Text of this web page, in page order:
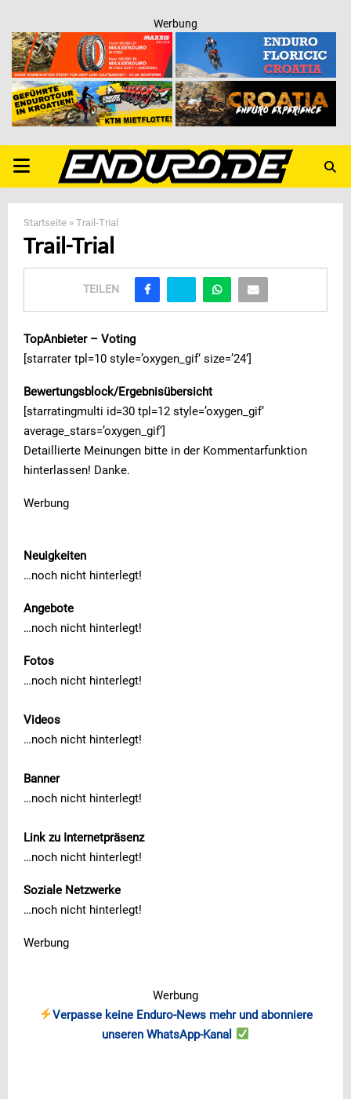
Werbung
PRIMARY
MENU
Startseite » Trail-Trial
Trail-Trial
TEILEN
TopAnbieter – Voting
[starrater tpl=10 style=’oxygen_gif‘ size=’24‘]
Bewertungsblock/Ergebnisübersicht
[starratingmulti id=30 tpl=12 style=’oxygen_gif‘
average_stars=’oxygen_gif‘]
Detaillierte Meinungen bitte in der Kommentarfunktion
hinterlassen! Danke.
Werbung
Neuigkeiten
…noch nicht hinterlegt!
Angebote
…noch nicht hinterlegt!
Fotos
…noch nicht hinterlegt!
Videos
…noch nicht hinterlegt!
Banner
…noch nicht hinterlegt!
Link zu Internetpräsenz
…noch nicht hinterlegt!
Soziale Netzwerke
…noch nicht hinterlegt!
Werbung
Werbung
Verpasse keine Enduro-News mehr und abonniere
unseren WhatsApp-Kanal